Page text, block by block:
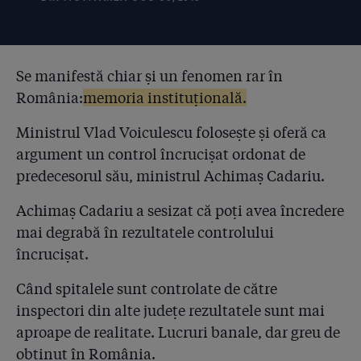
toți anii
4.44
Un expert al Comisiei Europene a venit în România
ori nu are cum să fie eficient. Statul e dator să
controleze!”
român recunoaște că și-a îmbolnăvit și chiar ucis
pacienții, folosind dezinfectanții ineficienți Hexi în
sute de spitale!”
este cel care a angajat firma Conteam SRL, autoarea
rigipsului peste bacterii la Spitalul de Arși
4.47
Inspecția sanitară revine la situația care a făcut
Se manifestă chiar și un fenomen rar în
România:memoria instituțională.
Ministrul Vlad Voiculescu folosește și oferă ca
argument un control încrucișat ordonat de
predecesorul său, ministrul Achimaș Cadariu.
Achimaș Cadariu a sesizat că poți avea încredere
mai degrabă în rezultatele controlului
încrucișat.
Când spitalele sunt controlate de către
inspectori din alte județe rezultatele sunt mai
aproape de realitate. Lucruri banale, dar greu de
obținut în România.